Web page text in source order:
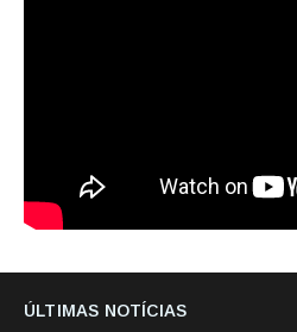
ÚLTIMAS NOTÍCIAS